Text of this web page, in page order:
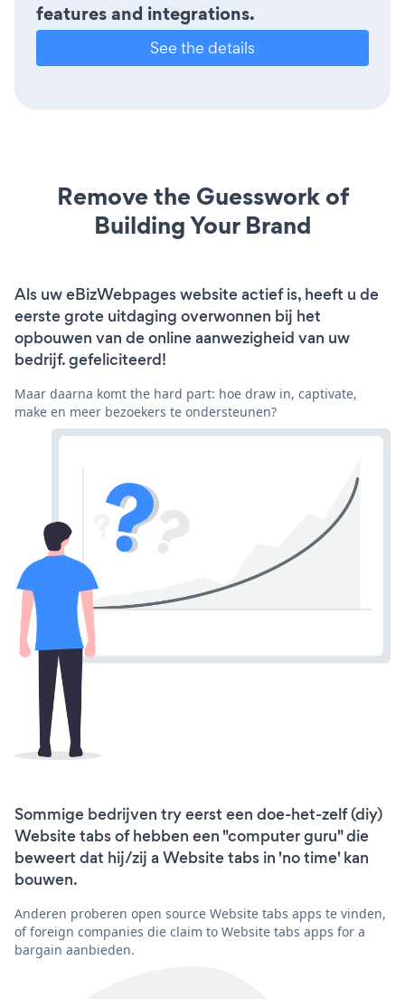
features and integrations.
See the details
Remove the Guesswork of
Building Your Brand
Als uw eBizWebpages website actief is, heeft u de
eerste grote uitdaging overwonnen bij het
opbouwen van de online aanwezigheid van uw
bedrijf. gefeliciteerd!
Maar daarna komt the hard part: hoe draw in, captivate,
make en meer bezoekers te ondersteunen?
Sommige bedrijven try eerst een doe-het-zelf (diy)
Website tabs of hebben een "computer guru" die
beweert dat hij/zij a Website tabs in 'no time' kan
bouwen.
Anderen proberen open source Website tabs apps te vinden,
of foreign companies die claim to Website tabs apps for a
bargain aanbieden.